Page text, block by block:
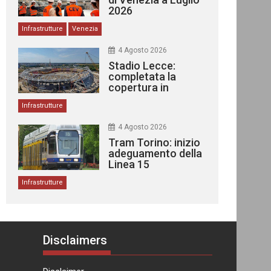
2026
Infrastrutture Venezia
4 Agosto 2026
Stadio Lecce:
completata la
copertura in
Infrastrutture
4 Agosto 2026
Tram Torino: inizio
adeguamento della
Linea 15
Infrastrutture
Disclaimers